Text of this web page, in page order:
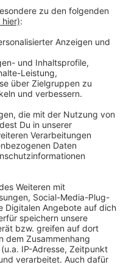
Macht euch keine
See braucht man
in den sicheren
Atzes Mantra für ein
machen." Also volle
Atze Schröders